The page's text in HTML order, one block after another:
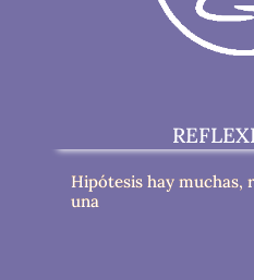
Hipótesis hay muchas,
una